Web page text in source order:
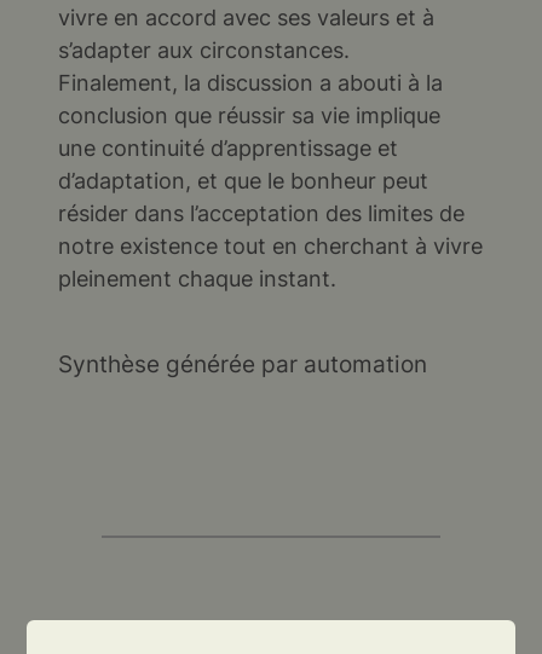
vivre en accord avec ses valeurs et à
s’adapter aux circonstances.
Finalement, la discussion a abouti à la
conclusion que réussir sa vie implique
une continuité d’apprentissage et
d’adaptation, et que le bonheur peut
résider dans l’acceptation des limites de
notre existence tout en cherchant à vivre
pleinement chaque instant.
Synthèse générée par automation